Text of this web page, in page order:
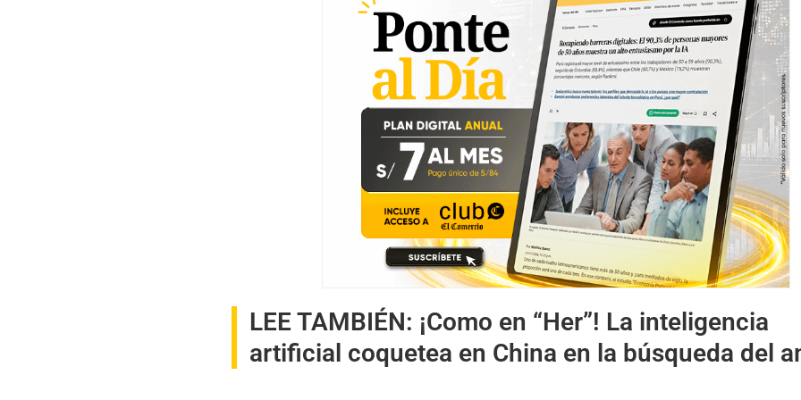
LEE TAMBIÉN: ¡Como en “Her”! La inteligencia
artificial coquetea en China en la búsqueda del